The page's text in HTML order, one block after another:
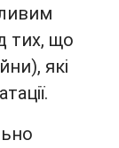
тих, що
які